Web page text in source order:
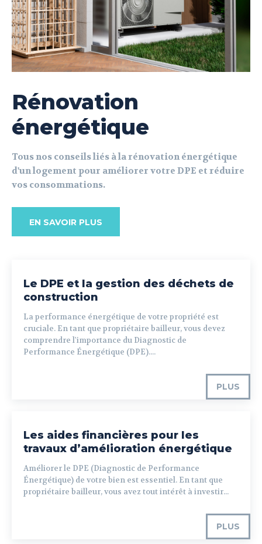
Rénovation
énergétique
Tous nos conseils liés à la rénovation énergétique
d'un logement pour améliorer votre DPE et réduire
vos consommations.
EN SAVOIR PLUS
Le DPE et la gestion des déchets de
construction
La performance énergétique de votre propriété est
cruciale. En tant que propriétaire bailleur, vous devez
comprendre l'importance du Diagnostic de
Performance Énergétique (DPE)....
PLUS
Les aides financières pour les
travaux d’amélioration énergétique
Améliorer le DPE (Diagnostic de Performance
Énergétique) de votre bien est essentiel. En tant que
propriétaire bailleur, vous avez tout intérêt à investir...
PLUS